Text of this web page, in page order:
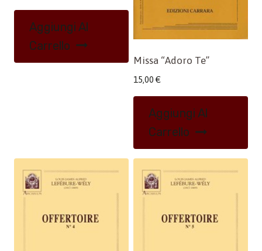
Aggiungi Al
Carrello
Missa “Adoro Te”
15,00 €
Aggiungi Al
Carrello